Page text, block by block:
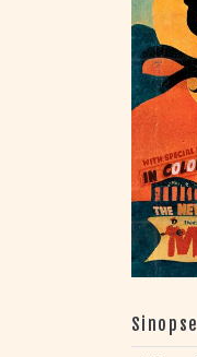
Sinopse